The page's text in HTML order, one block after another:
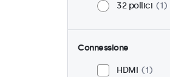
32 pollici
1
Connessione
HDMI
1